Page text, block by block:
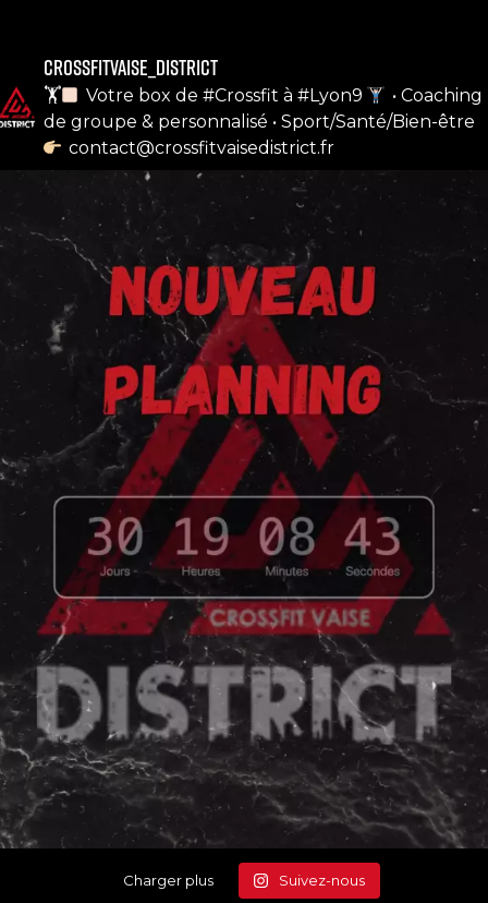
crossfitvaise_district
🏋 Votre box de #Crossfit à #Lyon9
• Coaching
de groupe & personnalisé • Sport/Santé/Bien-être
contact@crossfitvaisedistrict.fr
Charger plus Suivez-nous